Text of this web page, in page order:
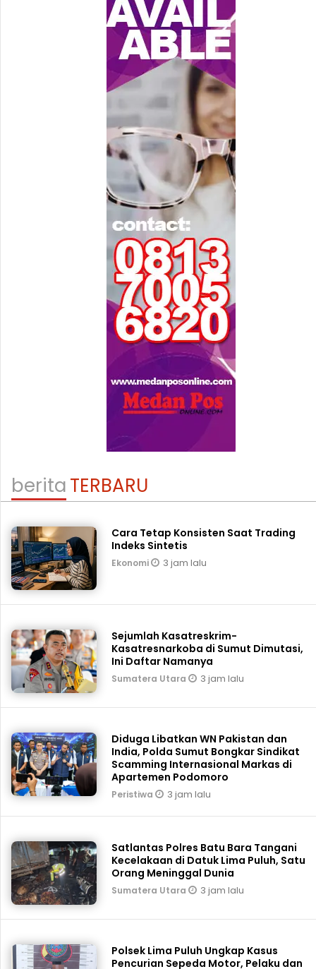
beritaTERBARU
Cara Tetap Konsisten Saat Trading
Indeks Sintetis
Ekonomi 3 jam lalu
Sejumlah Kasatreskrim-
Kasatresnarkoba di Sumut Dimutasi,
Ini Daftar Namanya
Sumatera Utara 3 jam lalu
Diduga Libatkan WN Pakistan dan
India, Polda Sumut Bongkar Sindikat
Scamming Internasional Markas di
Apartemen Podomoro
Peristiwa 3 jam lalu
Satlantas Polres Batu Bara Tangani
Kecelakaan di Datuk Lima Puluh, Satu
Orang Meninggal Dunia
Sumatera Utara 3 jam lalu
Polsek Lima Puluh Ungkap Kasus
Pencurian Sepeda Motor, Pelaku dan